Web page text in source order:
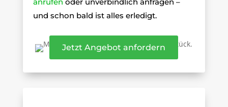
und schon bald ist alles erledigt.
Jetzt Angebot anfordern